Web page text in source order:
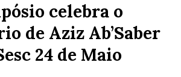
celebra o
de Aziz Ab’Saber
24 de Maio